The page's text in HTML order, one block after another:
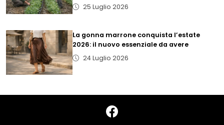
25 Luglio 2026
La gonna marrone conquista l’estate
2026: il nuovo essenziale da avere
24 Luglio 2026